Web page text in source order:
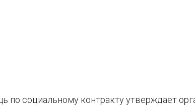
по социальному контракту утверждает